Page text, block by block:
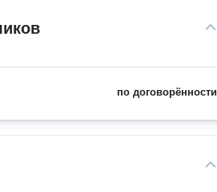
по договорённости